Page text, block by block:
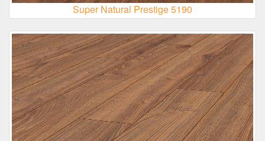
Super Natural Prestige 5190